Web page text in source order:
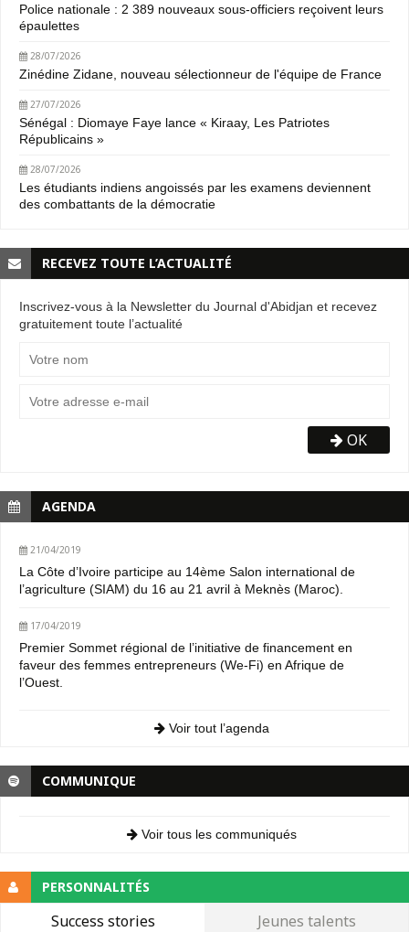
Police nationale : 2 389 nouveaux sous-officiers reçoivent leurs
épaulettes
28/07/2026
Zinédine Zidane, nouveau sélectionneur de l'équipe de France
27/07/2026
Sénégal : Diomaye Faye lance « Kiraay, Les Patriotes
Républicains »
28/07/2026
Les étudiants indiens angoissés par les examens deviennent
des combattants de la démocratie
RECEVEZ TOUTE L’ACTUALITÉ
Inscrivez-vous à la Newsletter du Journal d'Abidjan et recevez
gratuitement toute l’actualité
OK
AGENDA
21/04/2019
La Côte d’Ivoire participe au 14ème Salon international de
l’agriculture (SIAM) du 16 au 21 avril à Meknès (Maroc).
17/04/2019
Premier Sommet régional de l’initiative de financement en
faveur des femmes entrepreneurs (We-Fi) en Afrique de
l’Ouest.
Voir tout l’agenda
COMMUNIQUE
Voir tous les communiqués
PERSONNALITÉS
Success stories Jeunes talents